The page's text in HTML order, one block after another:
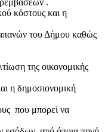
κόστους και η
του Δήμου καθώς
της οικονομικής
η δημοσιονομική
που μπορεί να